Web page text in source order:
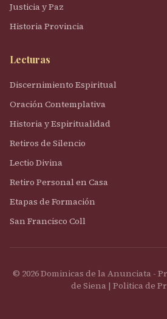
Justicia y Paz
Historia Provincia
Lecturas
Discernimiento Espiritual
Oración Contemplativa
Historia y Espiritualidad
Retiros de Silencio
Lectio Divina
Retiro Personal en Casa
Etapas de Formación
San Francisco Coll
© 2026 Dominicas de la Anunciata -
de Siena | Politica de